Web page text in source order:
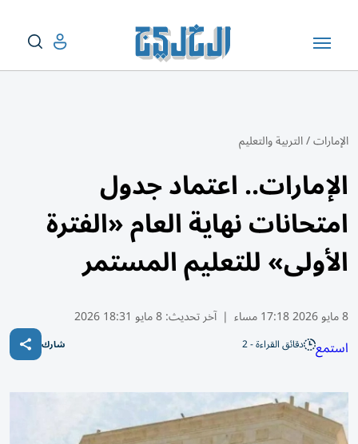
الإمارات/التربية والتعليم
الإمارات.. اعتماد جدول
امتحانات نهاية العام «الفترة
الأولى» للتعليم المستمر
8 مايو 2026 17:18 مساء | آخر تحديث:8 مايو 18:31 2026
استمع دقائق القراءة - 2 شارك